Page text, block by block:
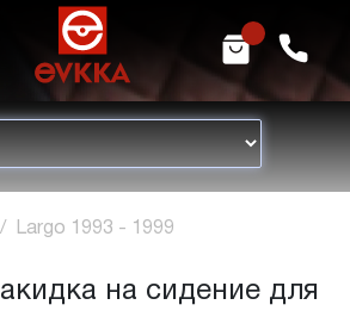
h m
Largo 1993 - 1999
на сидение для